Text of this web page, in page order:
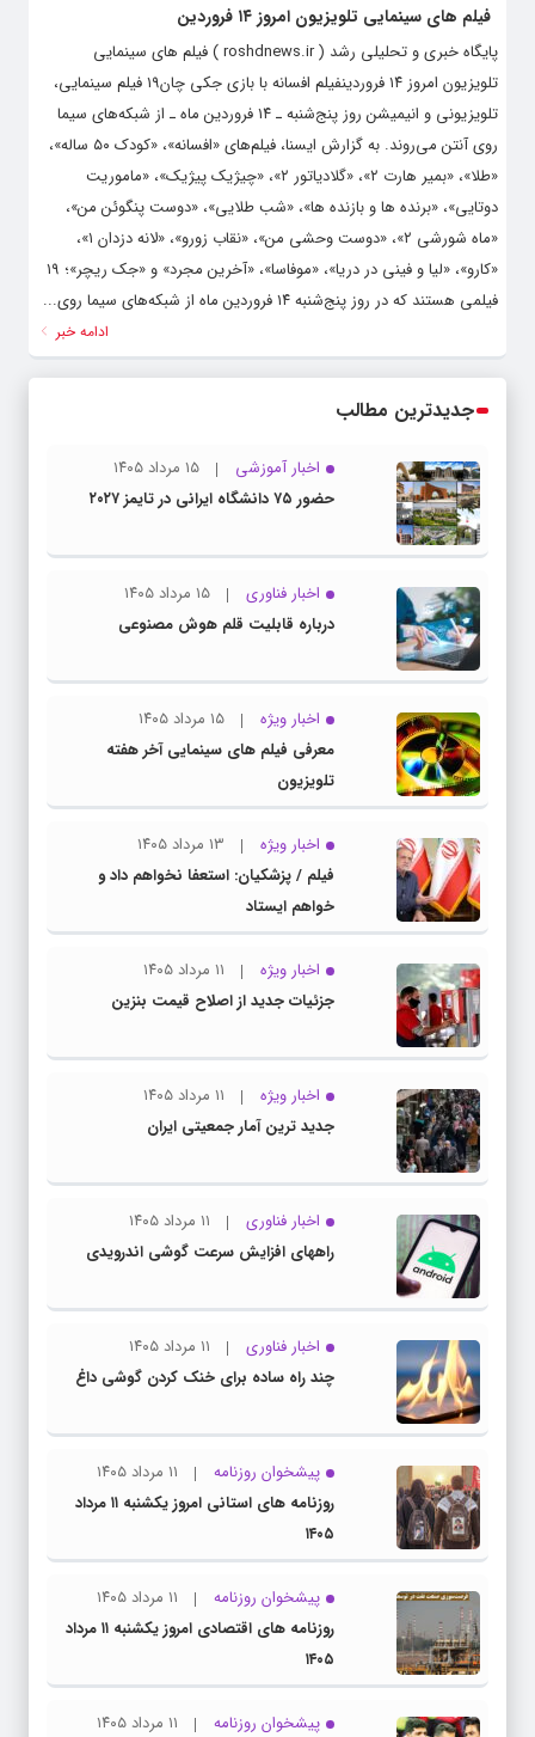
فیلم های سینمایی تلویزیون امروز ۱۴ فروردین
پایگاه خبری و تحلیلی رشد ( roshdnews.ir ) فیلم های سینمایی
تلویزیون امروز ۱۴ فروردینفیلم افسانه با بازی جکی چان۱۹ فیلم سینمایی،
تلویزیونی و انیمیشن روز پنج‌شنبه ـ ۱۴ فروردین ماه ـ از شبکه‌های سیما
روی آنتن می‌روند. به گزارش ایسنا، فیلم‌های‌ «افسانه»، «کودک ۵۰ ساله»،
«طلا»، «بمیر هارت ۲»، «گلادیاتور ۲»، «چیژیک پیژیک»، «ماموریت
دوتایی»، «برنده ها و بازنده ها»، «شب طلایی»، «دوست پنگوئن من»،
«ماه شورشی ۲»، «دوست وحشی من»، «نقاب زورو»، «لانه دزدان ۱»،
«کارو»، «لیا و فینی در دریا»، «موفاسا»، «آخرین مجرد» و «جک ریچر»؛ ۱۹
فیلمی هستند که در روز پنج‌شنبه ۱۴ فروردین ماه از شبکه‌های سیما روی...
ادامه خبر
جدیدترین مطالب
اخبار آموزشی
۱۵ مرداد ۱۴۰۵
حضور ۷۵ دانشگاه ایرانی در تایمز ۲۰۲۷
اخبار فناوری
۱۵ مرداد ۱۴۰۵
درباره قابلیت قلم هوش مصنوعی
اخبار ویژه
۱۵ مرداد ۱۴۰۵
معرفی فیلم های سینمایی آخر هفته
تلویزیون
اخبار ویژه
۱۳ مرداد ۱۴۰۵
فیلم / پزشکیان: استعفا نخواهم داد و
خواهم ایستاد
اخبار ویژه
۱۱ مرداد ۱۴۰۵
جزئیات جدید از اصلاح قیمت بنزین
اخبار ویژه
۱۱ مرداد ۱۴۰۵
جدید ترین آمار جمعیتی ایران
اخبار فناوری
۱۱ مرداد ۱۴۰۵
راههای افزایش سرعت گوشی اندرویدی
اخبار فناوری
۱۱ مرداد ۱۴۰۵
چند راه‌ ساده برای خنک کردن گوشی داغ
پیشخوان روزنامه
۱۱ مرداد ۱۴۰۵
روزنامه های استانی امروز یکشنبه ۱۱ مرداد
۱۴۰۵
پیشخوان روزنامه
۱۱ مرداد ۱۴۰۵
روزنامه های اقتصادی امروز یکشنبه ۱۱ مرداد
۱۴۰۵
پیشخوان روزنامه
۱۱ مرداد ۱۴۰۵